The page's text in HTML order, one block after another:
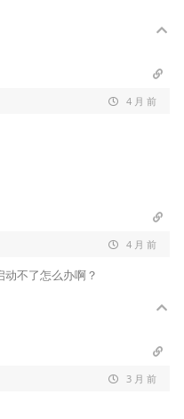
4 月 前
4 月 前
不了怎么办啊？
3 月 前